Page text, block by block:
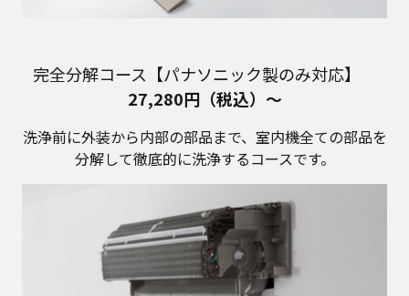
完全分解コース【パナソニック製のみ対応】
27,280円（税込）～
洗浄前に外装から内部の部品まで、室内機全ての部品を
分解して徹底的に洗浄するコースです。